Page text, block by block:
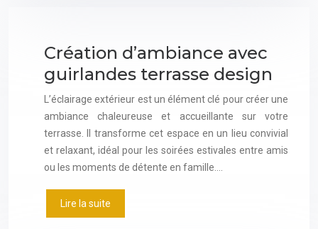
Création d’ambiance avec
guirlandes terrasse design
L’éclairage extérieur est un élément clé pour créer une
ambiance chaleureuse et accueillante sur votre
terrasse. Il transforme cet espace en un lieu convivial
et relaxant, idéal pour les soirées estivales entre amis
ou les moments de détente en famille….
Lire la suite